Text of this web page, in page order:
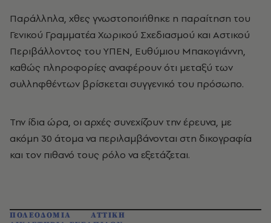
Παράλληλα, χθες γνωστοποιήθηκε η παραίτηση του
Γενικού Γραμματέα Χωρικού Σχεδιασμού και Αστικού
Περιβάλλοντος του ΥΠΕΝ, Ευθύμιου Μπακογιάννη,
καθώς πληροφορίες αναφέρουν ότι μεταξύ των
συλληφθέντων βρίσκεται συγγενικό του πρόσωπο.
Την ίδια ώρα, οι αρχές συνεχίζουν την έρευνα, με
ακόμη 30 άτομα να περιλαμβάνονται στη δικογραφία
και τον πιθανό τους ρόλο να εξετάζεται.
ΠΟΛΕΟΔΟΜΙΑ
ΑΤΤΙΚΗ